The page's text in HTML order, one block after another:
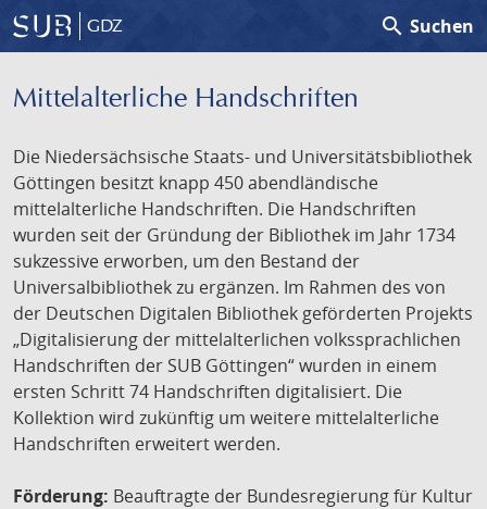
GDZ search Suchen
Mittelalterliche Handschriften
Die Niedersächsische Staats- und Universitätsbibliothek
Göttingen besitzt knapp 450 abendländische
mittelalterliche Handschriften. Die Handschriften
wurden seit der Gründung der Bibliothek im Jahr 1734
sukzessive erworben, um den Bestand der
Universalbibliothek zu ergänzen. Im Rahmen des von
der Deutschen Digitalen Bibliothek geförderten Projekts
„Digitalisierung der mittelalterlichen volkssprachlichen
Handschriften der SUB Göttingen“ wurden in einem
ersten Schritt 74 Handschriften digitalisiert. Die
Kollektion wird zukünftig um weitere mittelalterliche
Handschriften erweitert werden.
Förderung: Beauftragte der Bundesregierung für Kultur